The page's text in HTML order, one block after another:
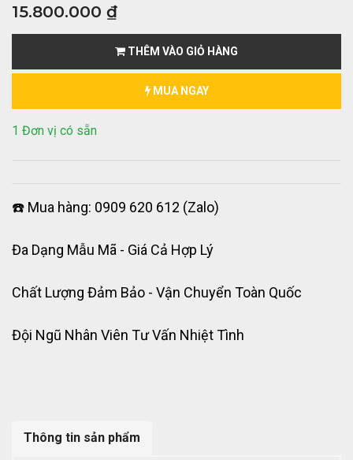
15.800.000 ₫
THÊM VÀO GIỎ HÀNG
MUA NGAY
1 Đơn vị có sẵn
☎️ Mua hàng: 0909 620 612 (Zalo)
Đa Dạng Mẫu Mã - Giá Cả Hợp Lý
Chất Lượng Đảm Bảo - Vận Chuyển Toàn Quốc
Đội Ngũ Nhân Viên Tư Vấn Nhiệt Tình
Thông tin sản phẩm